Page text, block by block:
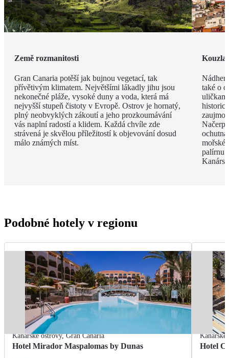
Země rozmanitosti
Gran Canaria potěší jak bujnou vegetací, tak
přívětivým klimatem. Největšími lákadly jihu jsou
nekonečné pláže, vysoké duny a voda, která má
nejvyšší stupeň čistoty v Evropě. Ostrov je hornatý,
plný neobvyklých zákoutí a jeho prozkoumávání
vás naplní radostí a klidem. Každá chvíle zde
strávená je skvělou příležitostí k objevování dosud
málo známých míst.
Kouzla
také o
mořské
palírnu
Podobné hotely v regionu
Kanárské ostrovy,Gran Canaria
Hotel Mirador Maspalomas by Dunas
Kanárské
Hotel